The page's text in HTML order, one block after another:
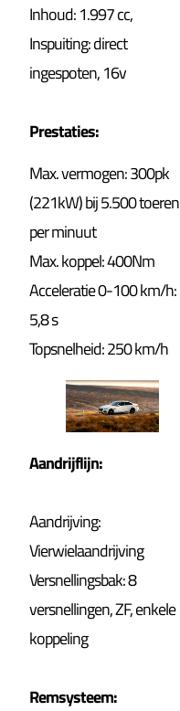
Inhoud: 1.997 cc,
Inspuiting: direct
ingespoten, 16v
Prestaties:
Max. vermogen: 300pk
(221kW) bij 5.500 toeren
per minuut
Max. koppel: 400Nm
Acceleratie 0-100 km/h:
5,8 s
Topsnelheid: 250 km/h
Aandrijflijn:
Aandrijving:
Vierwielaandrijving
Versnellingsbak: 8
versnellingen, ZF, enkele
koppeling
Remsysteem: